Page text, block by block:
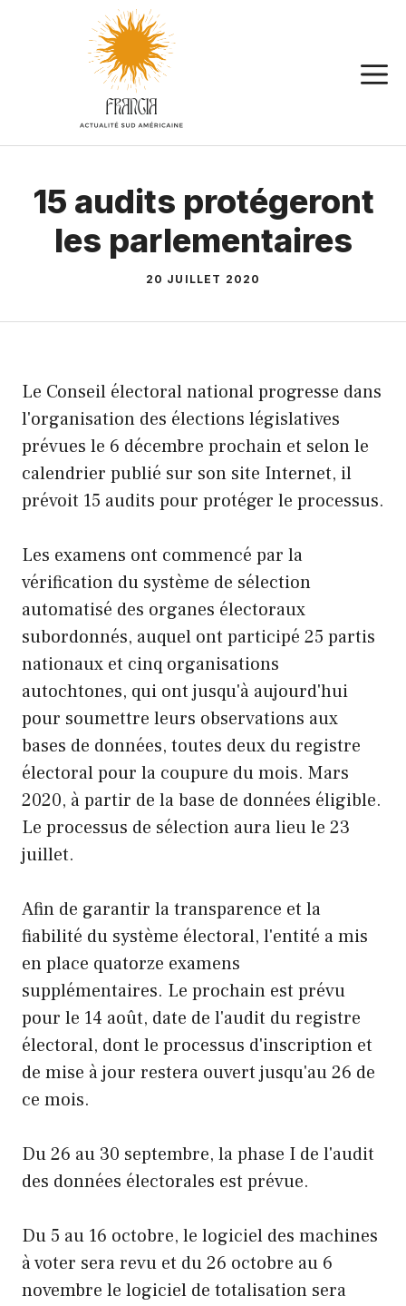
15 audits protégeront
les parlementaires
20 JUILLET 2020
Le Conseil électoral national progresse dans
l'organisation des élections législatives
prévues le 6 décembre prochain et selon le
calendrier publié sur son site Internet, il
prévoit 15 audits pour protéger le processus.
Les examens ont commencé par la
vérification du système de sélection
automatisé des organes électoraux
subordonnés, auquel ont participé 25 partis
nationaux et cinq organisations
autochtones, qui ont jusqu'à aujourd'hui
pour soumettre leurs observations aux
bases de données, toutes deux du registre
électoral pour la coupure du mois. Mars
2020, à partir de la base de données éligible.
Le processus de sélection aura lieu le 23
juillet.
Afin de garantir la transparence et la
fiabilité du système électoral, l'entité a mis
en place quatorze examens
supplémentaires. Le prochain est prévu
pour le 14 août, date de l'audit du registre
électoral, dont le processus d'inscription et
de mise à jour restera ouvert jusqu'au 26 de
ce mois.
Du 26 au 30 septembre, la phase I de l'audit
des données électorales est prévue.
Du 5 au 16 octobre, le logiciel des machines
à voter sera revu et du 26 octobre au 6
novembre le logiciel de totalisation sera